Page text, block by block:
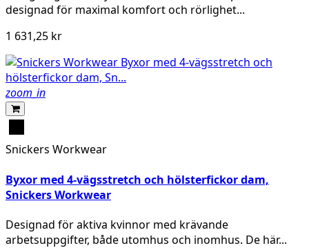
designad för maximal komfort och rörlighet...
1 631,25 kr
zoom_in
-
0404
Snickers Workwear
Byxor med 4-vägsstretch och hölsterfickor dam,
Snickers Workwear
Designad för aktiva kvinnor med krävande
arbetsuppgifter, både utomhus och inomhus. De här...